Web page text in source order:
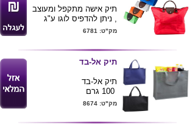
תיק אישה מתקפל ומעוצב
, ניתן להדפיס לוגו ע"ג
המוצר.
מק"ט: 6781
תיק אל-בד
תיק אל-בד
מק"ט: 8674